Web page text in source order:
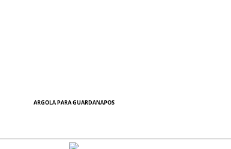
ARGOLA PARA GUARDANAPOS